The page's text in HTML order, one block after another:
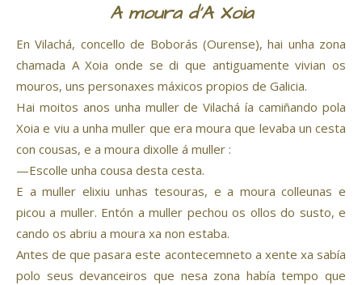
A moura d'A Xoia
En Vilachá, concello de Boborás (Ourense), hai unha zona
chamada A Xoia onde se di que antiguamente vivian os
mouros, uns personaxes máxicos propios de Galicia.
Hai moitos anos unha muller de Vilachá ía camiñando pola
Xoia e viu a unha muller que era moura que levaba un cesta
con cousas, e a moura dixolle á muller :
—Escolle unha cousa desta cesta.
E a muller elixiu unhas tesouras, e a moura colleunas e
picou a muller. Entón a muller pechou os ollos do susto, e
cando os abriu a moura xa non estaba.
Antes de que pasara este acontecemneto a xente xa sabía
polo seus devanceiros que nesa zona había tempo que